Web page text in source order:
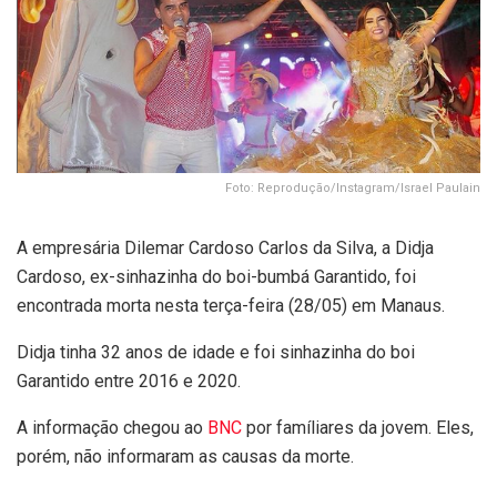
Foto: Reprodução/Instagram/Israel Paulain
A empresária Dilemar Cardoso Carlos da Silva, a Didja
Cardoso, ex-sinhazinha do boi-bumbá Garantido, foi
encontrada morta nesta terça-feira (28/05) em Manaus.
Didja tinha 32 anos de idade e foi sinhazinha do boi
Garantido entre 2016 e 2020.
A informação chegou ao BNC por famíliares da jovem. Eles,
porém, não informaram as causas da morte.